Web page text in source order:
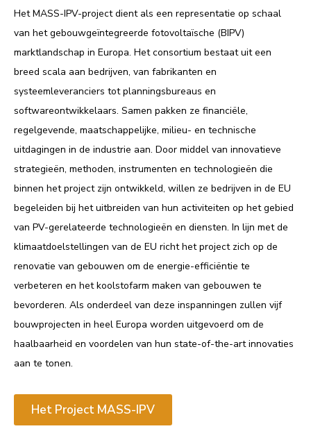
Het MASS-IPV-project dient als een representatie op schaal
van het gebouwgeïntegreerde fotovoltaïsche (BIPV)
marktlandschap in Europa. Het consortium bestaat uit een
breed scala aan bedrijven, van fabrikanten en
systeemleveranciers tot planningsbureaus en
softwareontwikkelaars. Samen pakken ze financiële,
regelgevende, maatschappelijke, milieu- en technische
uitdagingen in de industrie aan. Door middel van innovatieve
strategieën, methoden, instrumenten en technologieën die
binnen het project zijn ontwikkeld, willen ze bedrijven in de EU
begeleiden bij het uitbreiden van hun activiteiten op het gebied
van PV-gerelateerde technologieën en diensten. In lijn met de
klimaatdoelstellingen van de EU richt het project zich op de
renovatie van gebouwen om de energie-efficiëntie te
verbeteren en het koolstofarm maken van gebouwen te
bevorderen. Als onderdeel van deze inspanningen zullen vijf
bouwprojecten in heel Europa worden uitgevoerd om de
haalbaarheid en voordelen van hun state-of-the-art innovaties
aan te tonen.
Het Project MASS-IPV